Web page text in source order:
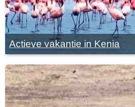
Actieve vakantie in Kenia